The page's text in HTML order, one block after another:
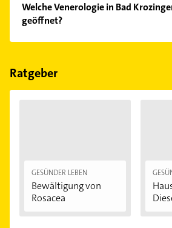
Kundenmeinungen und profitieren
Empfehlungen. Die Suchergebnisse
einfach nachBewertungensortiert
Welche Venerologie in Bad
geöffnet?
Im Anbieter-Bereich finden Sie alle
Feiertagen abweichen können.
Ratgeber
GESÜNDER LEBEN
Bewältigung von
Rosacea